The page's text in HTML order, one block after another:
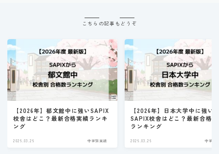
こちらの記事もどうぞ
【2026年】郁文館中に強いSAPIX
校舎はどこ？最新合格実績ランキ
ング
2026.03.26 中学別実績
【2026年】日本大学中に強い
SAPIX校舎はどこ？最新合格
ランキング
2026.03.26 中学別